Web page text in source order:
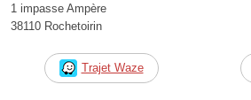
1 impasse Ampère
38110 Rochetoirin
Trajet Waze